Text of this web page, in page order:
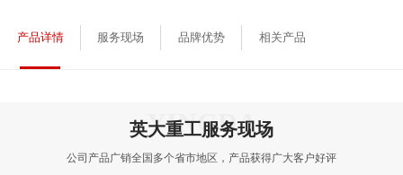
产品详情 服务现场 品牌优势 相关产品
英大重工服务现场
公司产品广销全国多个省市地区，产品获得广大客户好评